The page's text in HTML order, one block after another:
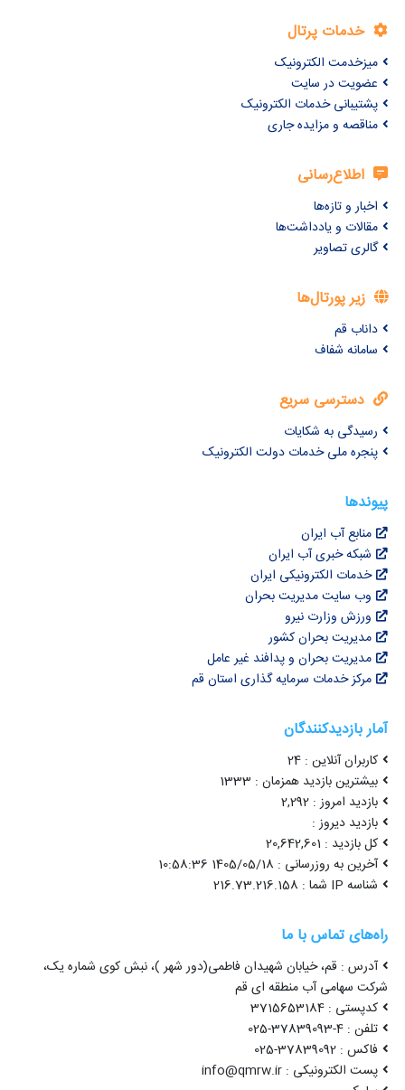
خدمات پرتال
میزخدمت الکترونیک
عضویت در سایت
پشتیبانی خدمات الکترونیک
مناقصه و مزایده جاری
اطلاع‌رسانی
اخبار و تازه‌ها
مقالات و یادداشت‌ها
گالری تصاویر
زیر پورتال‌ها
داناب قم
سامانه شفاف
دسترسی سریع
رسیدگی به شکایات
پنجره ملی خدمات دولت الکترونیک
پیوندها
منابع آب ایران
شبکه خبری آب ایران
خدمات الکترونیکی ایران
وب سایت مدیریت بحران
ورزش وزارت نیرو
مدیریت بحران کشور
مدیریت بحران و پدافند غیر عامل
مرکز خدمات سرمایه گذاری استان قم
آمار بازدیدکنندگان
کاربران آنلاین : 24
بیشترین بازدید همزمان : 1333
بازدید امروز : 2,292
بازدید دیروز :
کل بازدید : 20,642,601
آخرین به روزرسانی : 1405/05/18 10:58:36
شناسه IP شما : 216.73.216.158
راه‌های تماس با ما
آدرس : قم، خیابان شهیدان فاطمی(دور شهر )، نبش کوی شماره یک،
شرکت سهامی آب منطقه ای قم
کدپستی : 3715653184
تلفن : 4-37839093-025
فاکس : 37839092-025
پست الکترونیکی : info@qmrw.ir